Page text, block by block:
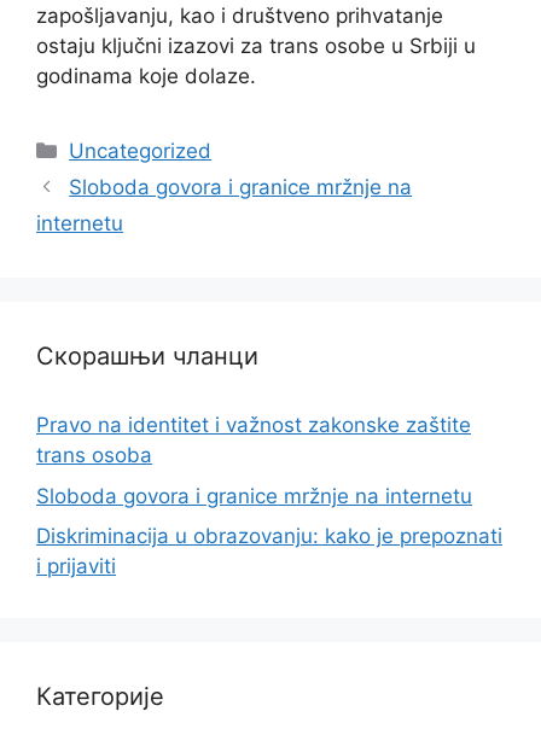
zapošljavanju, kao i društveno prihvatanje
ostaju ključni izazovi za trans osobe u Srbiji u
godinama koje dolaze.
Categories
Uncategorized
Sloboda govora i granice mržnje na
internetu
Скорашњи чланци
Pravo na identitet i važnost zakonske zaštite
trans osoba
Sloboda govora i granice mržnje na internetu
Diskriminacija u obrazovanju: kako je prepoznati
i prijaviti
Категорије